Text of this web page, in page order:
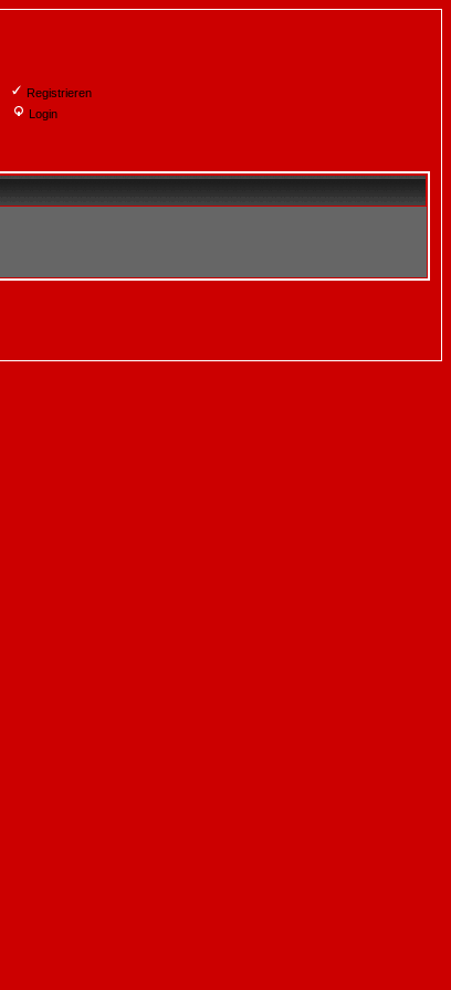
Registrieren
Login